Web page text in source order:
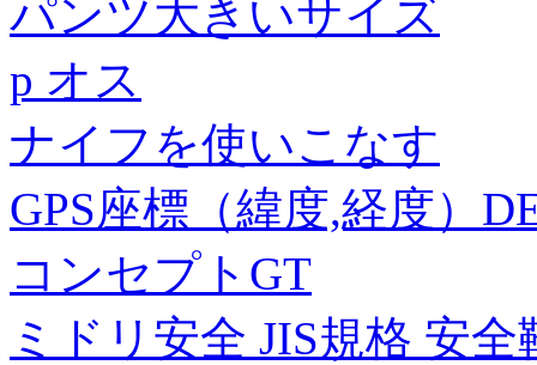
パンツ大きいサイズ
p オス
ナイフを使いこなす
GPS座標（緯度,経度）
コンセプトGT
ミドリ安全 JIS規格 安